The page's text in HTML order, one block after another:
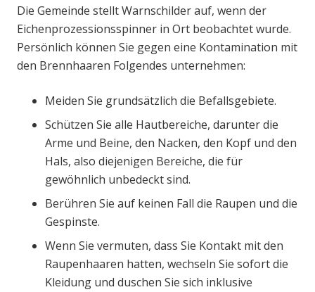
Die Gemeinde stellt Warnschilder auf, wenn der
Eichenprozessionsspinner in Ort beobachtet wurde.
Persönlich können Sie gegen eine Kontamination mit
den Brennhaaren Folgendes unternehmen:
Meiden Sie grundsätzlich die Befallsgebiete.
Schützen Sie alle Hautbereiche, darunter die
Arme und Beine, den Nacken, den Kopf und den
Hals, also diejenigen Bereiche, die für
gewöhnlich unbedeckt sind.
Berühren Sie auf keinen Fall die Raupen und die
Gespinste.
Wenn Sie vermuten, dass Sie Kontakt mit den
Raupenhaaren hatten, wechseln Sie sofort die
Kleidung und duschen Sie sich inklusive